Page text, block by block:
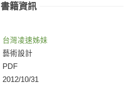
書籍資訊
台灣凌速姊妹
藝術設計
PDF
2012/10/31